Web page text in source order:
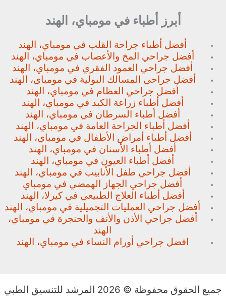
أبرز أطباء في مومباي، الهند
أفضل أطباء جراحة القلب في مومباي، الهند
أفضل جراحي المخ والأعصاب في مومباي، الهند
أفضل جراحي العمود الفقري في مومباي، الهند
أفضل جراحي المسالك البولية في مومباي، الهند
أفضل جراحي العظام في مومباي، الهند
أفضل أطباء زراعة الكبد في مومباي، الهند
أفضل أطباء السرطان في مومباي، الهند
أفضل أطباء الجراحة العامة في مومباي، الهند
أفضل أطباء أمراض الأطفال في مومباي، الهند
أفضل أطباء الأسنان في مومباي، الهند
أفضل أطباء العيون في مومباي، الهند
أفضل جراحي طفل الأنابيب في مومباي، الهند
أفضل جراحي الجهاز الهمضي في مومباي
أفضل أطباء العلاج الطبيعي في كيرلا، الهند
أفضل جراحي العمليات التجميلية في مومباي، الهند
أفضل جراحي الأذن والأنف والحنجرة في مومباي،
الهند
افضل جراحي أورام النساء في مومباي، الهند
جميع الحقوق محفوظة © 2026 المرشد للتنسيق الطبي